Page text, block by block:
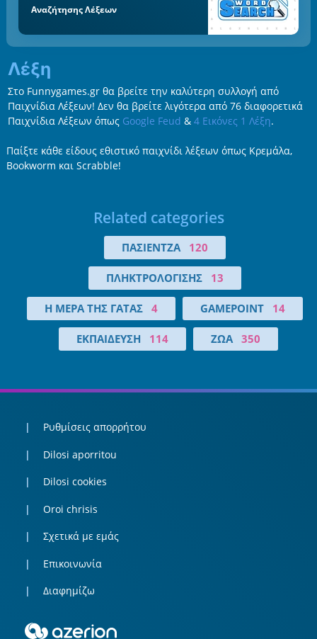
Αναζήτησης Λέξεων
Λέξη
Στο Funnygames.gr θα βρείτε την καλύτερη συλλογή από
Παιχνίδια Λέξεων! Δεν θα βρείτε λιγότερα από 76 διαφορετικά
Παιχνίδια Λέξεων όπως Google Feud & 4 Εικόνες 1 Λέξη.
Παίξτε κάθε είδους εθιστικό παιχνίδι λέξεων όπως Κρεμάλα,
Bookworm και Scrabble!
Related categories
ΠΑΣΙΈΝΤΖΑ 120
ΠΛΗΚΤΡΟΛΌΓΙΣΗΣ 13
Η ΜΈΡΑ ΤΗΣ ΓΆΤΑΣ 4 GAMEPOINT 14
ΕΚΠΑΊΔΕΥΣΗ 114 ΖΏΑ 350
Ρυθμίσεις απορρήτου
Dilosi aporritou
Dilosi cookies
Oroi chrisis
Σχετικά με εμάς
Επικοινωνία
Διαφημίζω